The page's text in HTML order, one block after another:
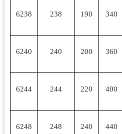
6238 238 190 340
6240 240 200 360
6244 244 220 400
6248 248 240 440